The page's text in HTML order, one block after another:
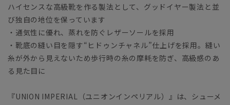
ハイセンスな高級靴を作る製法として、グッドイヤー製法と並
び独自の地位を保っています
・通気性に優れ、蒸れを防ぐレザーソールを採用
・靴底の縫い目を隠す“ヒドゥンチャネル”仕上げを採用。縫い
糸が外から見えないため歩行時の糸の摩耗を防ぎ、高級感のあ
る見た目に
『UNION IMPERIAL（ユニオンインペリアル）』は、シューメ